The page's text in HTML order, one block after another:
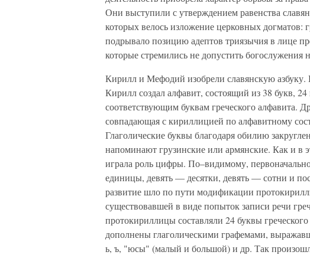
Они выступили с утверждением равенства
которых велось изложение церковных догматов:
подрывало позицию адептов триязычия в лице
которые стремились не допустить богослужения
Кирилл и Мефодий изобрели славянскую азбуку.
Кирилл создал алфавит, состоящий из 38 букв,
соответствующим буквам греческого алфавита.
совпадающая с кириллицией по алфавитному
Глаголические буквы благодаря обилию
напоминают грузинские или армянские. Как и в
играла роль цифры. По–видимому,
единицы, девять — десятки, девять — сотни и
развитие шло по пути модификации
существовавшей в виде попыток записи речи
протокириллицы составляли 24 буквы
дополнены глаголическими графемами,
ь, ъ, "юсы" (малый и большой) и др. Так